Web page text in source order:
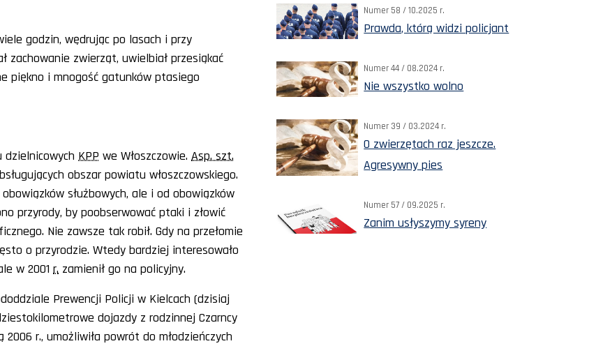
godzin, wędrując po lasach i przy
zachowanie zwierząt, uwielbiał przesiąkać
piękno i mnogość gatunków ptasiego
KPP we Włoszczowie. Asp. szt.
obszar powiatu włoszczowskiego.
służbowych, ale i od obowiązków
przyrody, by poobserwować ptaki i złowić
Nie zawsze tak robił. Gdy na przełomie
o przyrodzie. Wtedy bardziej interesowało
w 2001 r. zamienił go na policyjny.
Prewencji Policji w Kielcach (dzisiaj
dojazdy z rodzinnej Czarncy
r., umożliwiła powrót do młodzieńczych
Numer 58 / 10.2025 r.
Prawda, którą widzi policjant
Numer 44 / 08.2024 r.
Nie wszystko wolno
Numer 39 / 03.2024 r.
O zwierzętach raz jeszcze.
Agresywny pies
Numer 57 / 09.2025 r.
Zanim usłyszymy syreny